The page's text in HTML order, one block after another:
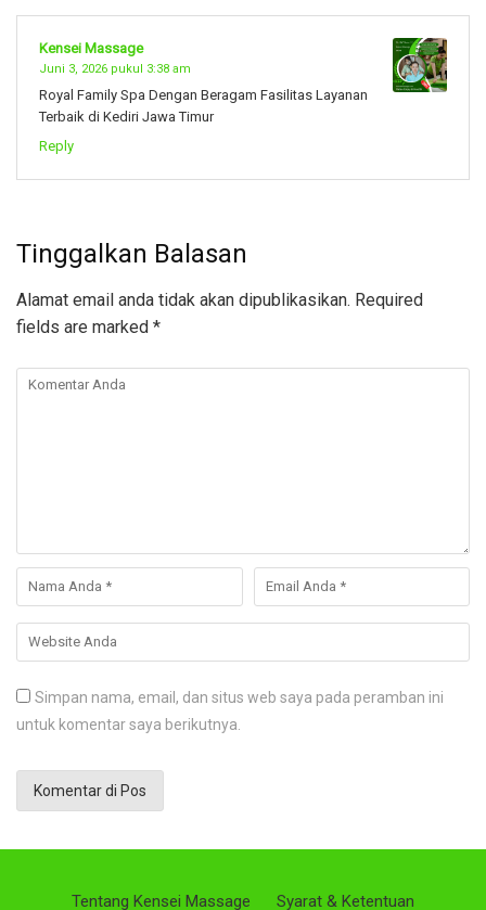
Kensei Massage
Juni 3, 2026 pukul 3:38 am
Royal Family Spa Dengan Beragam Fasilitas Layanan
Terbaik di Kediri Jawa Timur
Reply
Tinggalkan Balasan
Alamat email anda tidak akan dipublikasikan. Required
fields are marked *
Simpan nama, email, dan situs web saya pada peramban ini
untuk komentar saya berikutnya.
Tentang Kensei Massage Syarat & Ketentuan